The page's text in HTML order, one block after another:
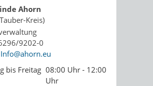
Ahorn
Kreis)
9202-0
Info@ahorn.eu
bis Freitag 08:00 Uhr - 12:00
Uhr